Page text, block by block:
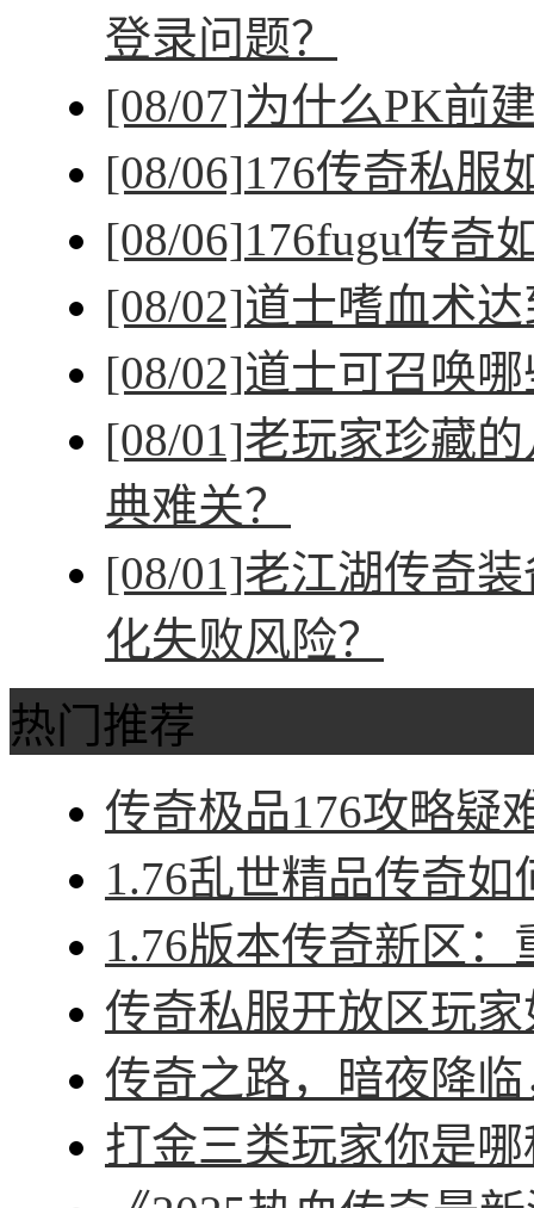
登录问题？
[08/07]为什么PK前
[08/06]176传奇私服
[08/06]176fugu传奇
[08/02]道士嗜血术
[08/02]道士可召唤
[08/01]老玩家珍藏
典难关？
[08/01]老江湖传奇
化失败风险？
热门推荐
传奇极品176攻略疑
1.76乱世精品传奇
1.76版本传奇新区
传奇私服开放区玩
传奇之路，暗夜降
打金三类玩家你是